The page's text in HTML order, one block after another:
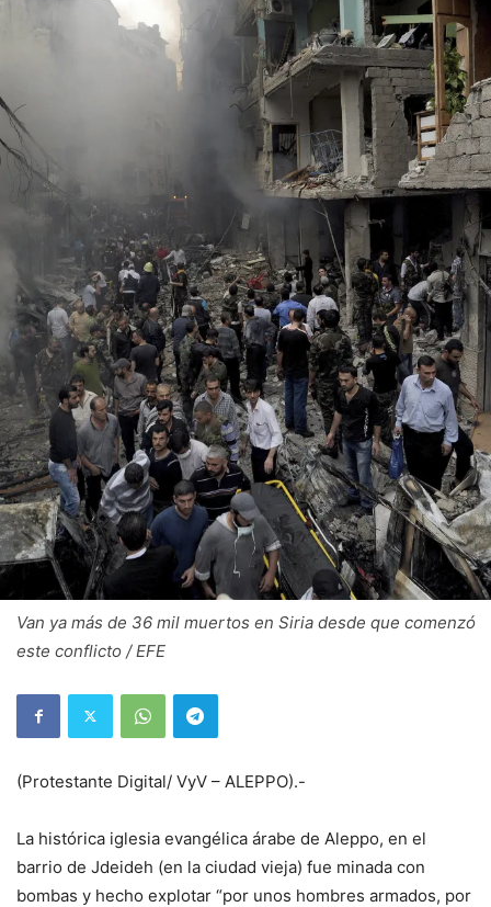
Van ya más de 36 mil muertos en Siria desde que comenzó
este conflicto / EFE
(Protestante Digital/ VyV – ALEPPO).-
La histórica iglesia evangélica árabe de Aleppo, en el
barrio de Jdeideh (en la ciudad vieja) fue minada con
bombas y hecho explotar “por unos hombres armados, por